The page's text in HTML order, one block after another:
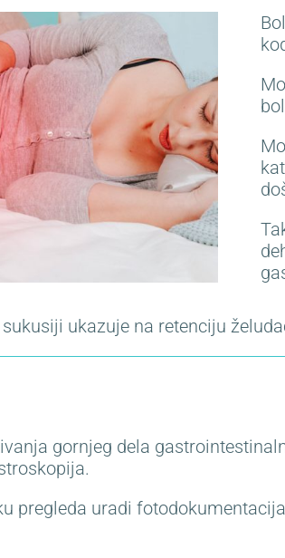
ukazuje na retenciju
gornjeg dela
pregleda uradi